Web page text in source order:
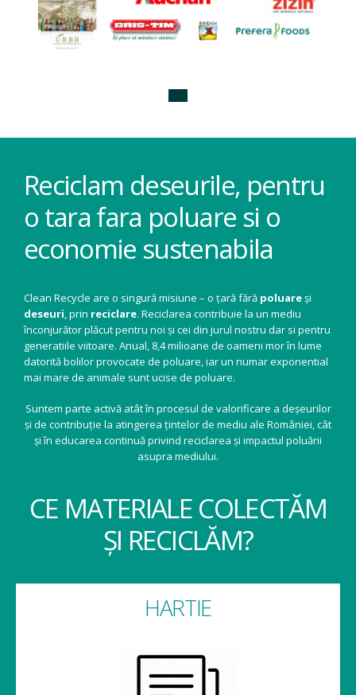
Reciclam deseurile, pentru
o tara fara poluare si o
economie sustenabila
Clean Recycle are o singură misiune – o țară fără poluareși
deseuri, prin reciclare. Reciclarea contribuie la un mediu
înconjurător plăcut pentru noi și cei din jurul nostru dar si pentru
generatiile viitoare. Anual, 8,4 milioane de oameni mor în lume
datorită bolilor provocate de poluare, iar un numar exponential
mai mare de animale sunt ucise de poluare.
Suntem parte activă atât în procesul de valorificare a deșeurilor
și de contribuție la atingerea țintelor de mediu ale României, cât
și în educarea continuă privind reciclarea și impactul poluării
asupra mediului.
CE MATERIALE COLECTĂM
ȘI RECICLĂM?
HARTIE